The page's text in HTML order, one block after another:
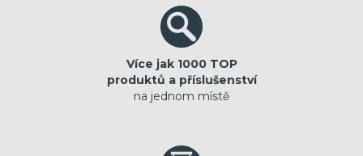
Více jak 1000 TOP
produktů a příslušenství
na jednom místě